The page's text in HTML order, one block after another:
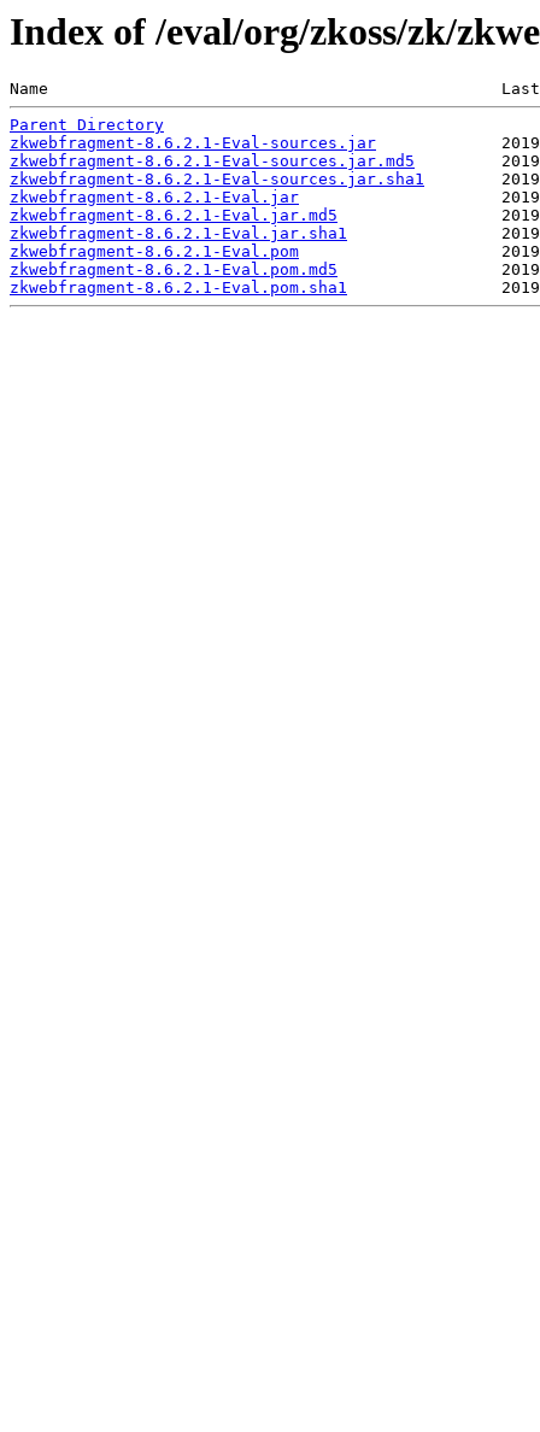
Index of /eval/org/zkoss/zk/
Name                                               Last
Parent Directory
zkwebfragment-8.6.2.1-Eval-sources.jar
zkwebfragment-8.6.2.1-Eval-sources.jar.md5
zkwebfragment-8.6.2.1-Eval-sources.jar.sha1
zkwebfragment-8.6.2.1-Eval.jar
zkwebfragment-8.6.2.1-Eval.jar.md5
zkwebfragment-8.6.2.1-Eval.jar.sha1
zkwebfragment-8.6.2.1-Eval.pom
zkwebfragment-8.6.2.1-Eval.pom.md5
zkwebfragment-8.6.2.1-Eval.pom.sha1